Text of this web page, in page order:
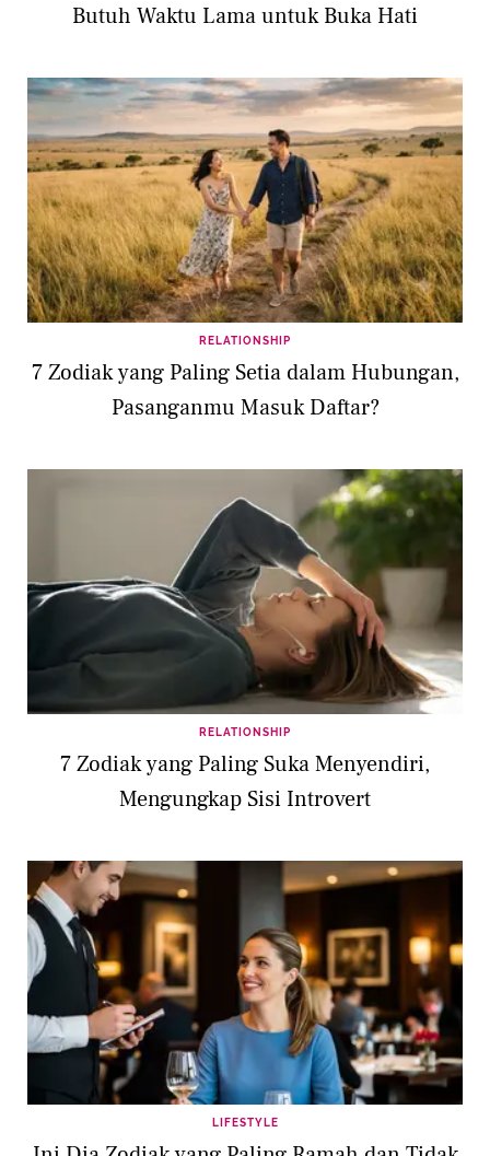
Butuh Waktu Lama untuk Buka Hati
RELATIONSHIP
7 Zodiak yang Paling Setia dalam Hubungan,
Pasanganmu Masuk Daftar?
RELATIONSHIP
7 Zodiak yang Paling Suka Menyendiri,
Mengungkap Sisi Introvert
LIFESTYLE